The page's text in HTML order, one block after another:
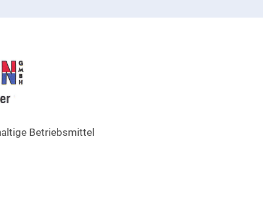
Betriebsmittel